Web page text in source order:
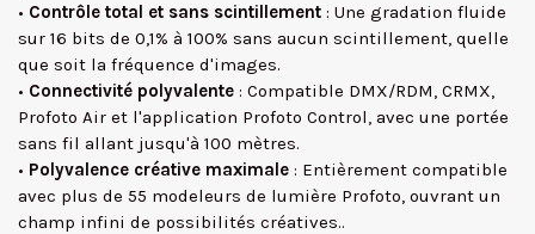
• Contrôle total et sans scintillement : Une gradation fluide
sur 16 bits de 0,1% à 100% sans aucun scintillement, quelle
que soit la fréquence d'images.
• Connectivité polyvalente : Compatible DMX/RDM, CRMX,
Profoto Air et l'application Profoto Control, avec une portée
sans fil allant jusqu'à 100 mètres.
• Polyvalence créative maximale : Entièrement compatible
avec plus de 55 modeleurs de lumière Profoto, ouvrant un
champ infini de possibilités créatives..